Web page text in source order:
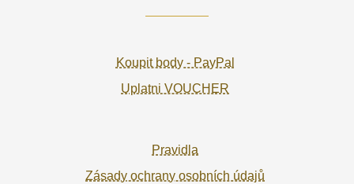
Koupit body - PayPal
Uplatni VOUCHER
Pravidla
Zásady ochrany osobních údajů